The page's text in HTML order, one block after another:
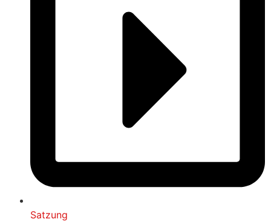
Satzung